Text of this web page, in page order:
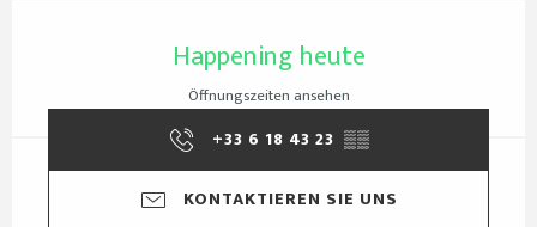
Happening heute
Öffnungszeiten ansehen
+33 6 18 43 23 ▒▒
KONTAKTIEREN SIE UNS